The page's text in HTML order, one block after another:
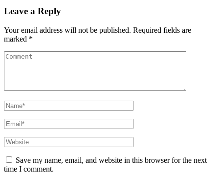
Leave a Reply
Your email address will not be published. Required fields are
marked *
Save my name, email, and website in this browser for the next
time I comment.